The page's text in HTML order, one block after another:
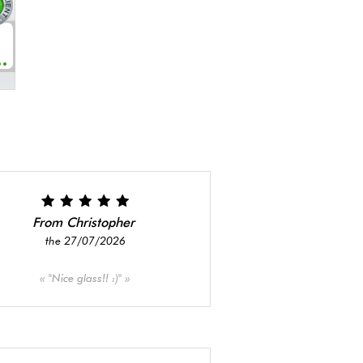
From Christopher
the 27/07/2026
"Nice glass!! :)"